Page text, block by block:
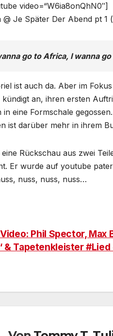
video=“W6ia8onQhN0″]
@ Je Später Der Abend pt 1
go to Africa, I wanna
ist auch da. Aber im
kündigt an, ihren ersten
in eine Formschale
ist darüber mehr in ihrem
eine Rückschau aus zwei
Er wurde auf youtube
nuss, nuss, nuss…
Phil Spector, Max
& Tapetenkleister #Lied